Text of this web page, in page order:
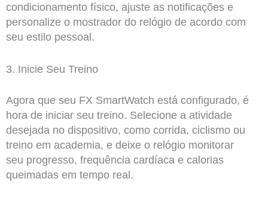
condicionamento físico, ajuste as notificações e
personalize o mostrador do relógio de acordo com
seu estilo pessoal.
3. Inicie Seu Treino
Agora que seu FX SmartWatch está configurado, é
hora de iniciar seu treino. Selecione a atividade
desejada no dispositivo, como corrida, ciclismo ou
treino em academia, e deixe o relógio monitorar
seu progresso, frequência cardíaca e calorias
queimadas em tempo real.